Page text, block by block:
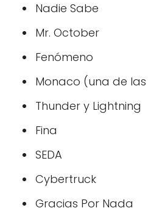
Nadie Sabe
Mr. October
Fenómeno
Monaco (una de
Thunder y Lightning
Fina
SEDA
Cybertruck
Gracias Por Nada